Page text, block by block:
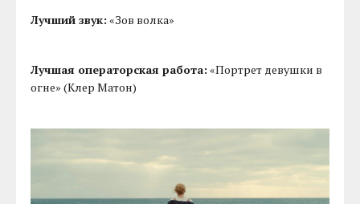
Лучший звук: «Зов волка»
Лучшая операторская работа: «Портрет девушки в
огне» (Клер Матон)